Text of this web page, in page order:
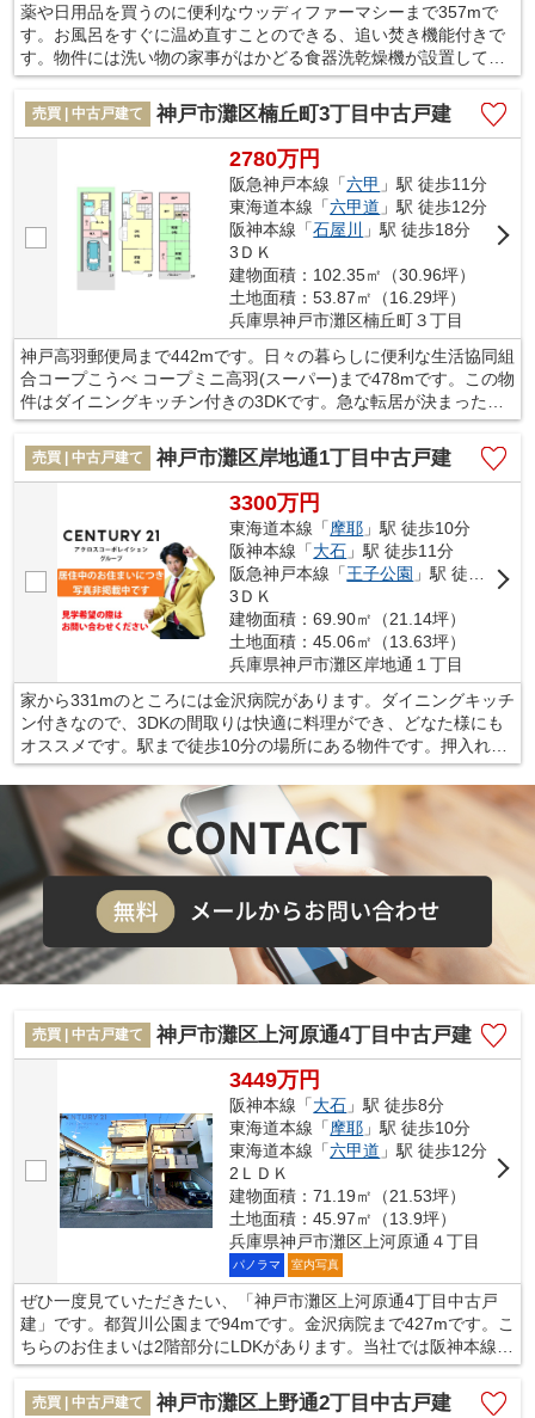
薬や日用品を買うのに便利なウッディファーマシーまで357mで
す。お風呂をすぐに温め直すことのできる、追い焚き機能付きで
す。物件には洗い物の家事がはかどる食器洗乾燥機が設置してあ
ります。駅徒歩15分の場所にある物件です。神戸市灘区エリアや
阪急神戸本線王子公園付近でなら、素敵な一戸建てに出会うこと
ができます。まずはお気軽にお問い合せ下さい。
売買 | 中古戸建て 神戸市灘区楠丘町3丁目中古戸建
2780万円
阪急神戸本線「六甲 」駅 徒歩11分
東海道本線「六甲道 」駅 徒歩12分
阪神本線「石屋川
」駅 徒歩18分
3ＤＫ
建物面積：102.35㎡（30.96坪）
土地面積：53.87㎡（16.29坪）
兵庫県神戸市灘区楠丘町３丁目
神戸高羽郵便局まで442mです。日々の暮らしに便利な生活協同組
合コープこうべ コープミニ高羽(スーパー)まで478mです。この物
件はダイニングキッチン付きの3DKです。急な転居が決まった方
は即引渡し可能なこちらの物件はいかがですか。当社では阪急神
戸本線六甲周辺の売買情報を取り扱っております。住まい探しを
するのであれば、お気軽にお問い合わせください。
売買 | 中古戸建て 神戸市灘区岸地通1丁目中古戸建
3300万円
東海道本線「摩耶 」駅 徒歩10分
阪神本線「大石 」駅 徒歩11分
阪急神戸本線「王子公園 」駅 徒歩11分
3ＤＫ
建物面積：69.90㎡（21.14坪）
土地面積：45.06㎡（13.63坪）
兵庫県神戸市灘区岸地通１丁目
家から331mのところには金沢病院があります。ダイニングキッチ
ン付きなので、3DKの間取りは快適に料理ができ、どなた様にも
オススメです。駅まで徒歩10分の場所にある物件です。押入れ付
きの和室があると、収納スペースに困りません。衣食住の中でも
「住」というのは、とても重要なものです。安心して暮らせる住
まいをお求めなら、当社まで是非ご連絡くださいませ。
売買 | 中古戸建て 神戸市灘区上河原通4丁目中古戸建
3449万円
阪神本線「大石 」駅 徒歩8分
東海道本線「摩耶 」駅 徒歩10分
東海道本線「六甲道 」駅 徒歩12分
2ＬＤＫ
建物面積：71.19㎡（21.53坪）
土地面積：45.97㎡（13.9坪）
兵庫県神戸市灘区上河原通４丁目
パノラマ 室内写真
ぜひ一度見ていただきたい、「神戸市灘区上河原通4丁目中古戸
建」です。都賀川公園まで94mです。金沢病院まで427mです。こ
ちらのお住まいは2階部分にLDKがあります。当社では阪神本線大
石周辺の売買情報を取り扱っております。住まい探しをするので
あれば、お気軽にお問い合わせください。
売買 | 中古戸建て 神戸市灘区上野通2丁目中古戸建